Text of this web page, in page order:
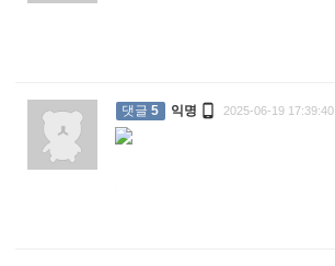
댓글 5 익명  2025-06-19 17:39:40